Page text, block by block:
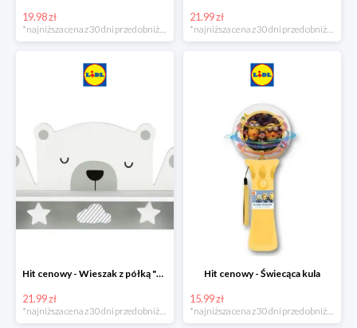
19.98 zł 21.99 zł
Hit cenowy - Wieszak z półką "Miś"
21.99 zł
*najniższa cena z 30 dni przed obniżką
Hit cenowy - Świecąca kula
15.99 zł
*najniższa cena z 30 dni przed obniżką